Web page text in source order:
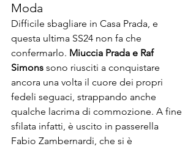
Moda
Difficile sbagliare in Casa Prada, e
questa ultima SS24 non fa che
confermarlo. Miuccia Prada e Raf
Simons sono riusciti a conquistare
ancora una volta il cuore dei propri
fedeli seguaci, strappando anche
qualche lacrima di commozione. A fine
sfilata infatti, è uscito in passerella
Fabio Zambernardi, che si è